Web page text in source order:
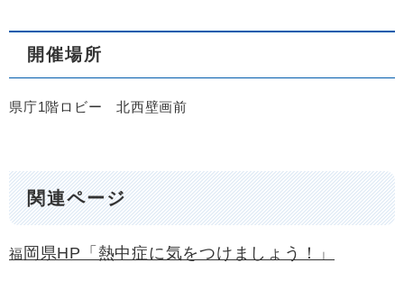
開催場所
県庁1階ロビー 北西壁画前
関連ページ
福 岡県HP「熱中症に気をつけましょう！」